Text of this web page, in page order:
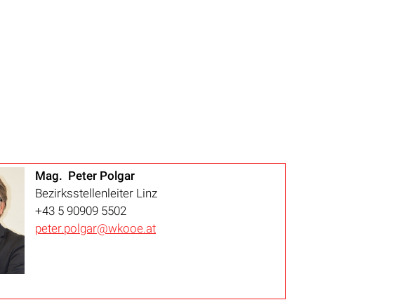
Mag. Peter Polgar
Bezirksstellenleiter Linz
+43 5 90909 5502
peter.polgar@wkooe.at